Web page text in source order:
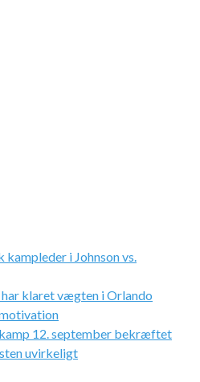
i Johnson vs.
har klaret vægten i Orlando
12. september bekræftet
uvirkeligt